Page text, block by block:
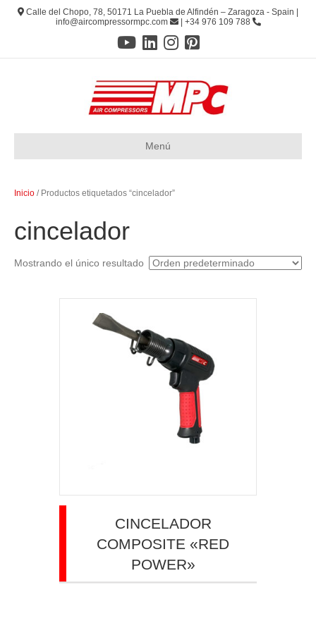
Calle del Chopo, 78, 50171 La Puebla de Alfindén – Zaragoza - Spain |
info@aircompressormpc.com
| +34 976 109 788
Menú
Inicio / Productos etiquetados “cincelador”
cincelador
Mostrando el único resultado
CINCELADOR
COMPOSITE «RED
POWER»